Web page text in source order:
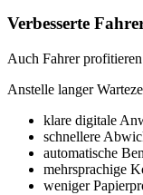
Verbesserte
Auch Fahrer
Anstelle langer
klare digitale
schnellere
automatische
mehrsprachige
weniger